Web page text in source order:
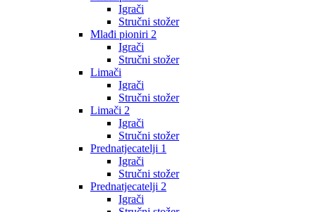
Igrači
Stručni stožer
Mlađi pioniri 2
Igrači
Stručni stožer
Limači
Igrači
Stručni stožer
Limači 2
Igrači
Stručni stožer
Prednatjecatelji 1
Igrači
Stručni stožer
Prednatjecatelji 2
Igrači